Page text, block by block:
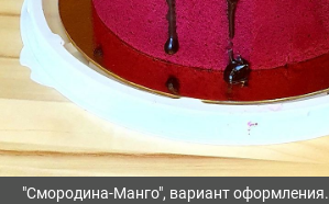
"Смородина-Манго", вариант оформления.